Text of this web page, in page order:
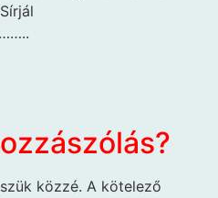
közzé. A kötelező